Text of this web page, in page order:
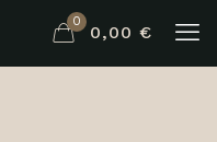
0
0,00 €